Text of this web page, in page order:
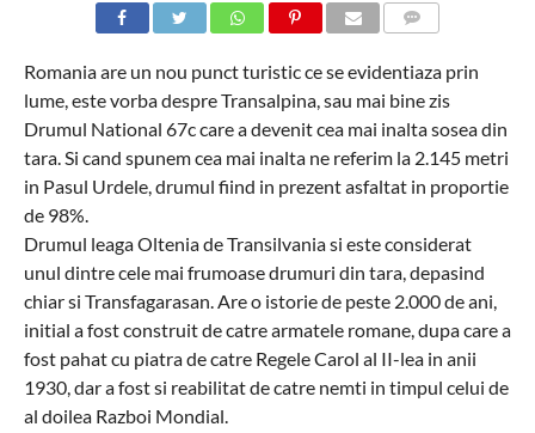
Romania are un nou punct turistic ce se evidentiaza prin
lume, este vorba despre Transalpina, sau mai bine zis
Drumul National 67c care a devenit cea mai inalta sosea din
tara. Si cand spunem cea mai inalta ne referim la 2.145 metri
in Pasul Urdele, drumul fiind in prezent asfaltat in proportie
de 98%.
Drumul leaga Oltenia de Transilvania si este considerat
unul dintre cele mai frumoase drumuri din tara, depasind
chiar si Transfagarasan.Are o istorie de peste 2.000 de ani,
initial a fost construit de catre armatele romane, dupa care a
fost pahat cu piatra de catre Regele Carol al II-lea in anii
1930, dar a fost si reabilitat de catre nemti in timpul celui de
al doilea Razboi Mondial.